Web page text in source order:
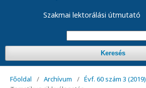
Szakmai lektorálási útmutató
Keresés
Főoldal / Archívum / Évf. 60 szám 3 (2019)